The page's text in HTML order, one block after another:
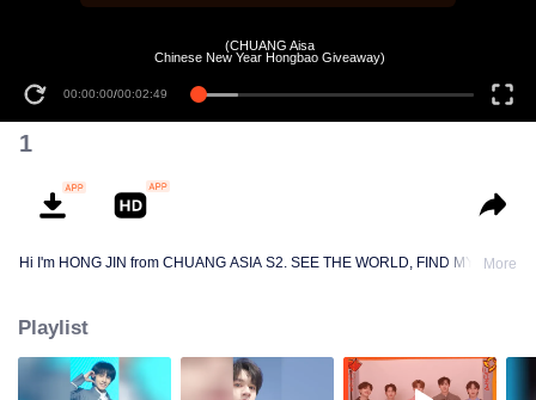
00:00:00/00:02:49
(CHUANG Aisa
Chinese New Year Hongbao Giveaway)
1
Hi I'm HONG JIN from CHUANG ASIA S2. SEE THE WORLD, FIND MYSELF!
More
Playlist